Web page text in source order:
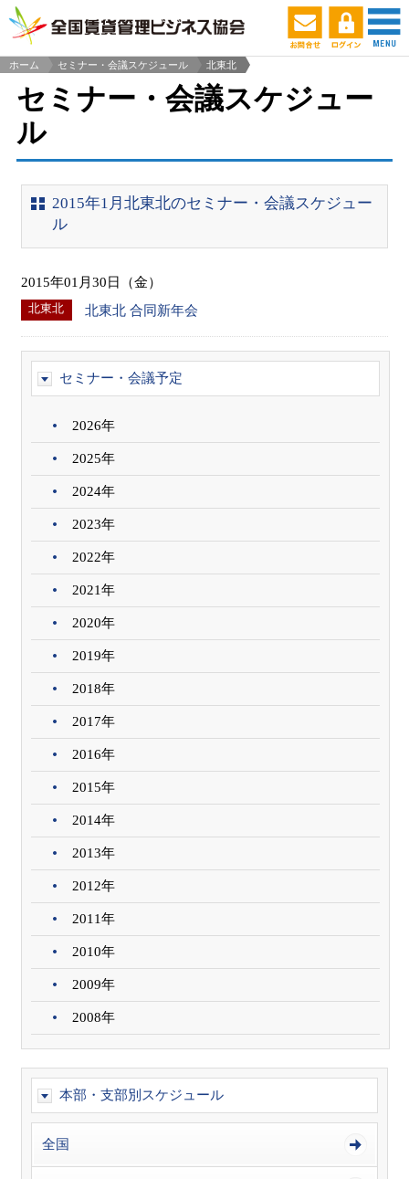
ホーム
セミナー・会議スケジュール
北東北
セミナー・会議スケジュー
ル
2015年1月北東北のセミナー・会議スケジュー
ル
2015年01月30日（金）
北東北 北東北 合同新年会
セミナー・会議予定
2026年
2025年
2024年
2023年
2022年
2021年
2020年
2019年
2018年
2017年
2016年
2015年
2014年
2013年
2012年
2011年
2010年
2009年
2008年
本部・支部別スケジュール
全国